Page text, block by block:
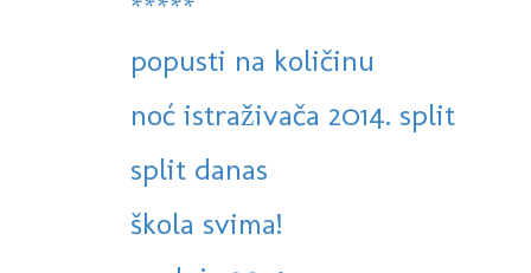
popusti na količinu
noć istraživača 2014. split
split danas
škola svima!